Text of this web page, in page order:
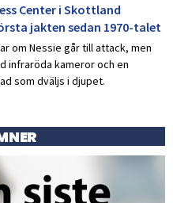
Center i Skottland
jakten sedan 1970-talet
om Nessie går till attack, men
infraröda kameror och en
som dväljs i djupet.